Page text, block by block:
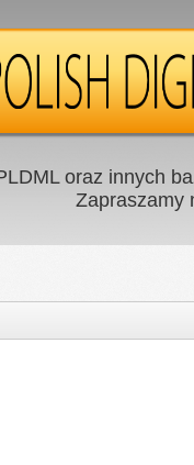
oraz innych
Zapraszamy